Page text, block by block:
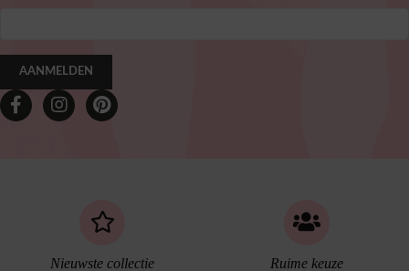
AANMELDEN
Nieuwste collectie Ruime keuze